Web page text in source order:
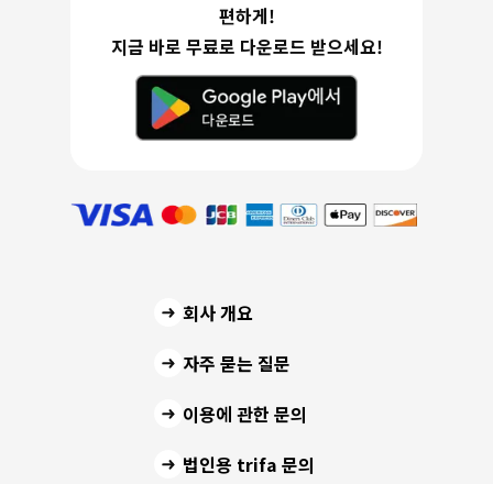
편하게!
지금 바로 무료로 다운로드 받으세요!
회사 개요
자주 묻는 질문
이용에 관한 문의
법인용 trifa 문의